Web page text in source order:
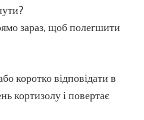
зараз, щоб полегшити
коротко відповідати в
кортизолу і повертає